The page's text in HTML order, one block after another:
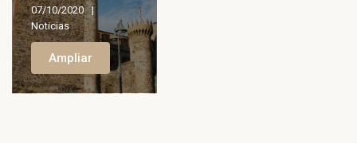
07/10/2020
Noticias
Ampliar